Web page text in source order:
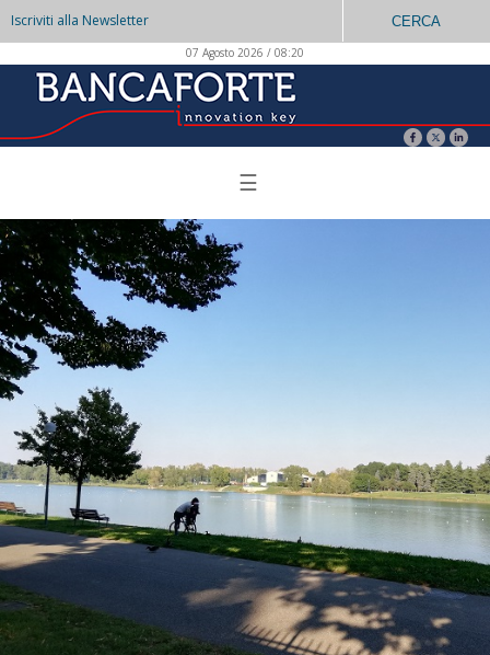
Iscriviti alla Newsletter CERCA
07 Agosto 2026 / 08:20
☰